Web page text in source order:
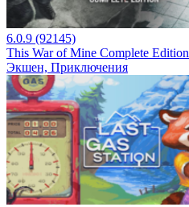
6.0.9 (92145)
This War of Mine Complete Edition
Экшен, Приключения